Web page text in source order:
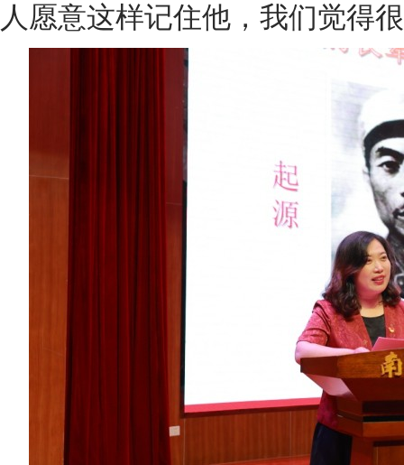
人愿意这样记住他，我们觉得